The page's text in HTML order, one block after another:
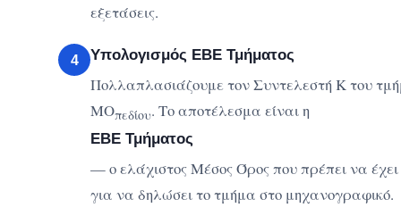
εξετάσεις.
4 Υπολογισμός ΕΒΕ Τμήματος
Πολλαπλασιάζουμε τον Συντελεστή Κ του
ΜΟπεδίου. Το αποτέλεσμα είναι η
ΕΒΕ Τμήματος
— ο ελάχιστος Μέσος Όρος που πρέπει να έχει
για να δηλώσει το τμήμα στο μηχανογραφικό.